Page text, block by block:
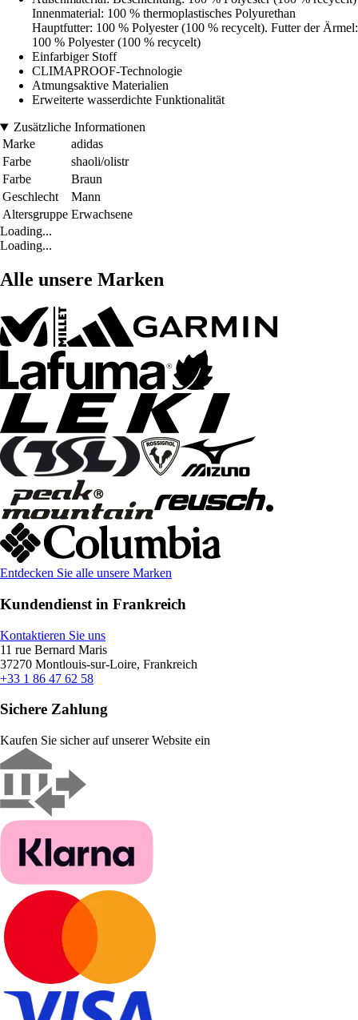
Innenmaterial: 100 % thermoplastisches Polyurethan
Hauptfutter: 100 % Polyester (100 % recycelt). Futter der Ärmel:
100 % Polyester (100 % recycelt)
Einfarbiger Stoff
CLIMAPROOF-Technologie
Atmungsaktive Materialien
Erweiterte wasserdichte Funktionalität
Zusätzliche Informationen
Marke
adidas
Farbe
shaoli/olistr
Farbe
Braun
Geschlecht
Mann
Altersgruppe Erwachsene
Loading...
Loading...
Alle unsere Marken
Entdecken Sie alle unsere Marken
Kundendienst in Frankreich
Kontaktieren Sie uns
11 rue Bernard Maris
37270 Montlouis-sur-Loire, Frankreich
+33 1 86 47 62 58
Sichere Zahlung
Kaufen Sie sicher auf unserer Website ein